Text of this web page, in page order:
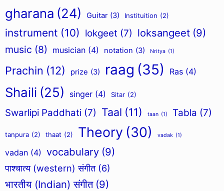
gharana (24) Guitar (3) Instituition (2)
instrument (10) lokgeet (7) loksangeet (9)
music (8) musician (4) notation (3) Nritya (1)
Prachin (12) prize (3) raag (35) Ras (4)
Shaili (25) singer (4) Sitar (2)
Swarlipi Paddhati (7) Taal (11) taan (1) Tabla (7)
tanpura (2) thaat (2) Theory (30) vadak (1)
vadan (4) vocabulary (9)
पाश्चात्य (western) संगीत (6)
भारतीय (Indian) संगीत (9)